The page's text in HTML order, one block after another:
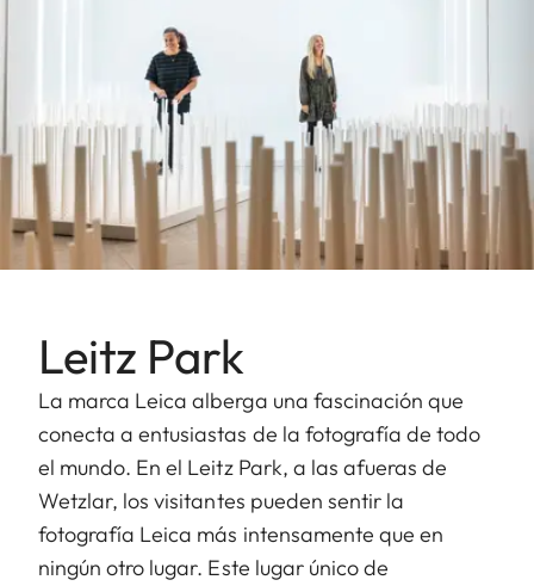
Leitz Park
La marca Leica alberga una fascinación que
conecta a entusiastas de la fotografía de todo
el mundo. En el Leitz Park, a las afueras de
Wetzlar, los visitantes pueden sentir la
fotografía Leica más intensamente que en
ningún otro lugar. Este lugar único de